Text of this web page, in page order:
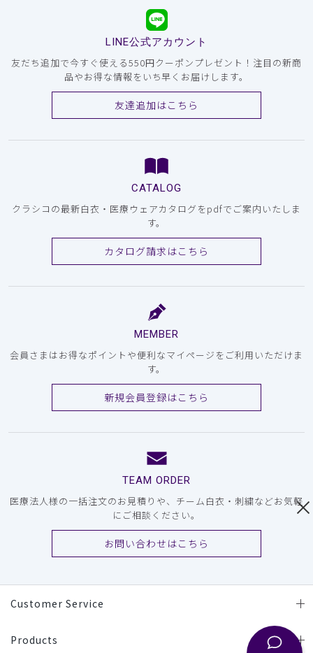
LINE公式アカウント
友だち追加で今すぐ使える550円クーポンプレゼント！注目の新商
品やお得な情報をいち早くお届けします。
友達追加はこちら
CATALOG
クラシコの最新白衣・医療ウェアカタログをpdfでご案内いたしま
す。
カタログ請求はこちら
MEMBER
会員さまはお得なポイントや便利なマイページをご利用いただけま
す。
新規会員登録はこちら
TEAM ORDER
医療法人様の一括注文のお見積りや、チーム白衣・刺繍などお気軽
にご相談ください。
お問い合わせはこちら
Customer Service
Products